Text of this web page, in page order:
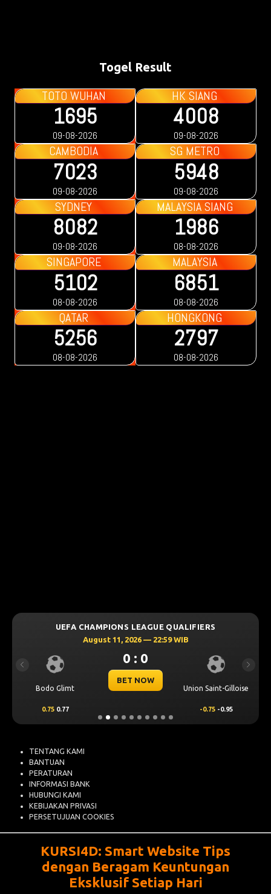
UEFA CHAMPIONS LEAGUE QUALIFIERS
August 11, 2026 — 22:59 WIB
Bodo Glimt
0 : 0
BET NOW
Union Saint-Gilloise
0.75 0.77 -0.75 -0.95
Previous Next
Togel Result
TOTO WUHAN
1695
09-08-2026
HK SIANG
4008
09-08-2026
CAMBODIA
7023
09-08-2026
SG METRO
5948
09-08-2026
SYDNEY
8082
09-08-2026
MALAYSIA SIANG
1986
08-08-2026
SINGAPORE
5102
08-08-2026
MALAYSIA
6851
08-08-2026
QATAR
5256
08-08-2026
HONGKONG
2797
08-08-2026
TENTANG KAMI
BANTUAN
PERATURAN
INFORMASI BANK
HUBUNGI KAMI
KEBIJAKAN PRIVASI
PERSETUJUAN COOKIES
KURSI4D: Smart Website Tips
dengan Beragam Keuntungan
Eksklusif Setiap Hari